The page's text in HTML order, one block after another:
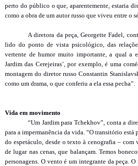
perto do público o que, aparentemente, estaria
como a obra de um autor russo que viveu entre o
A diretora da peça, Georgette Fadel,
lido do ponto de vista psicológico, das
vertente de humor muito importante, a qual a
Jardim das Cerejeiras’, por exemplo, é uma
montagem do diretor russo Constantin
como um drama, o que conferiu a ela essa pecha”.
Vida em movimento
“Um Jardim para Tchekhov”, conta a
para a impermanência da vida. “O transitório está
do espetáculo, desde o texto à cenografia – com
de lugar nas cenas, que balançam. Temos
personagens. O vento é um integrante da peça.